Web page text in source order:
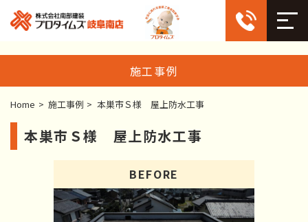
施工事例
Home > 施工事例 > 本巣市Ｓ様 屋上防水工事
本巣市Ｓ様 屋上防水工事
BEFORE